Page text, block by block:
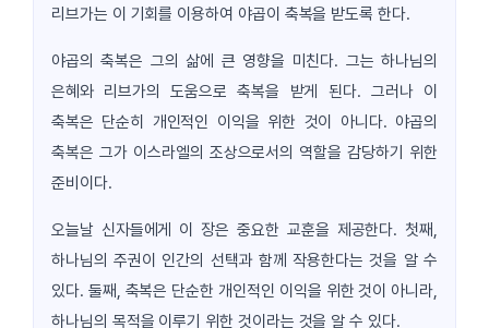
리브가는 이 기회를 이용하여 야곱이 축복을 받도록 한다.
야곱의 축복은 그의 삶에 큰 영향을 미친다. 그는 하나님의
은혜와 리브가의 도움으로 축복을 받게 된다. 그러나 이
축복은 단순히 개인적인 이익을 위한 것이 아니다. 야곱의
축복은 그가 이스라엘의 조상으로서의 역할을 감당하기 위한
준비이다.
오늘날 신자들에게 이 장은 중요한 교훈을 제공한다. 첫째,
하나님의 주권이 인간의 선택과 함께 작용한다는 것을 알 수
있다. 둘째, 축복은 단순한 개인적인 이익을 위한 것이 아니라,
하나님의 목적을 이루기 위한 것이라는 것을 알 수 있다.